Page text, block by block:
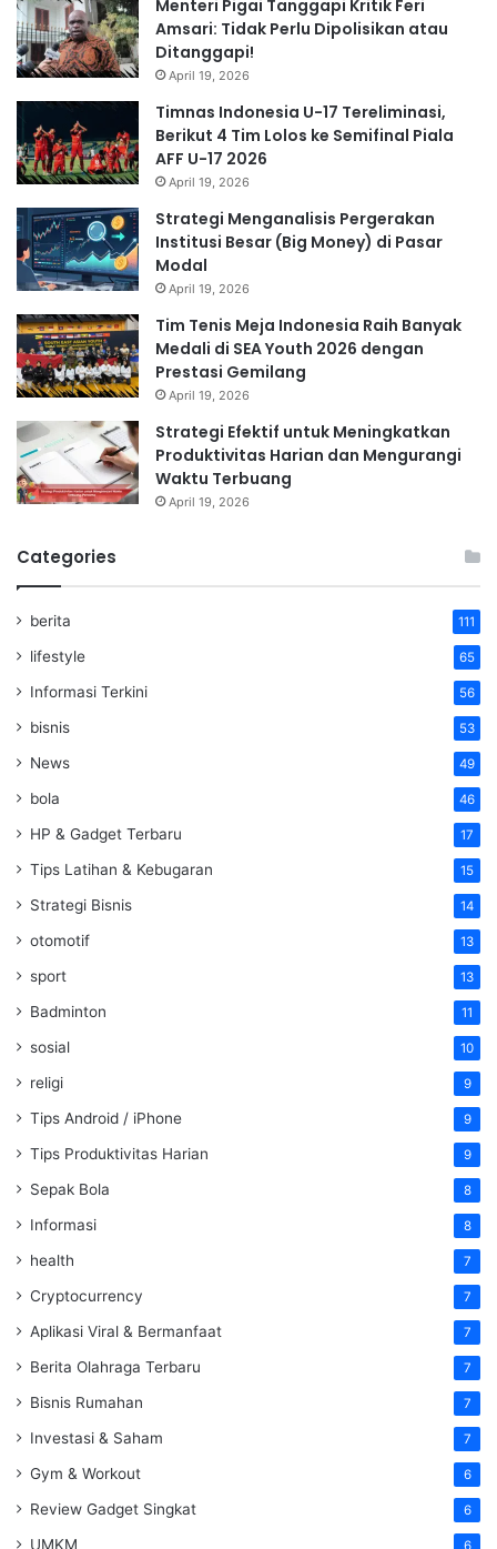
Menteri Pigai Tanggapi Kritik Feri
Amsari: Tidak Perlu Dipolisikan atau
Ditanggapi!
April 19, 2026
Timnas Indonesia U-17 Tereliminasi,
Berikut 4 Tim Lolos ke Semifinal Piala
AFF U-17 2026
April 19, 2026
Strategi Menganalisis Pergerakan
Institusi Besar (Big Money) di Pasar
Modal
April 19, 2026
Tim Tenis Meja Indonesia Raih Banyak
Medali di SEA Youth 2026 dengan
Prestasi Gemilang
April 19, 2026
Strategi Efektif untuk Meningkatkan
Produktivitas Harian dan Mengurangi
Waktu Terbuang
April 19, 2026
Categories
berita 111
lifestyle 65
Informasi Terkini 56
bisnis 53
News 49
bola 46
HP & Gadget Terbaru 17
Tips Latihan & Kebugaran 15
Strategi Bisnis 14
otomotif 13
sport 13
Badminton 11
sosial 10
religi 9
Tips Android / iPhone 9
Tips Produktivitas Harian 9
Sepak Bola 8
Informasi 8
health 7
Cryptocurrency 7
Aplikasi Viral & Bermanfaat 7
Berita Olahraga Terbaru 7
Bisnis Rumahan 7
Investasi & Saham 7
Gym & Workout 6
Review Gadget Singkat 6
UMKM 6